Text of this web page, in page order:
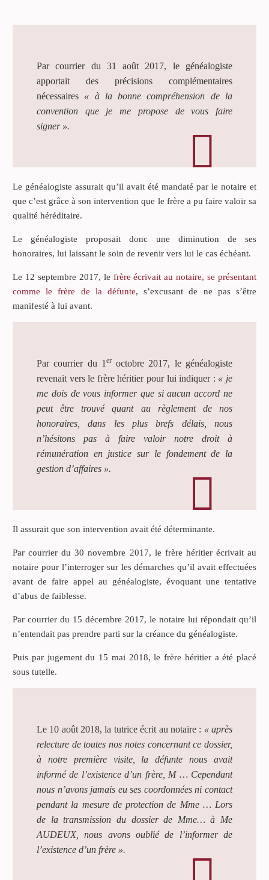
Par courrier du 31 août 2017, le généalogiste
apportait des précisions complémentaires
nécessaires « à la bonne compréhension de la
convention que je me propose de vous faire
signer ».
Le généalogiste assurait qu’il avait été mandaté par le notaire et
que c’est grâce à son intervention que le frère a pu faire valoir sa
qualité héréditaire.
Le généalogiste proposait donc une diminution de ses
honoraires, lui laissant le soin de revenir vers lui le cas échéant.
Le 12 septembre 2017, le frère écrivait au notaire, se présentant
comme le frère de la défunte, s’excusant de ne pas s’être
manifesté à lui avant.
Par courrier du 1 eroctobre 2017, le généalogiste
revenait vers le frère héritier pour lui indiquer : « je
me dois de vous informer que si aucun accord ne
peut être trouvé quant au règlement de nos
honoraires, dans les plus brefs délais, nous
n’hésitons pas à faire valoir notre droit à
rémunération en justice sur le fondement de la
gestion d’affaires ».
Il assurait que son intervention avait été déterminante.
Par courrier du 30 novembre 2017, le frère héritier écrivait au
notaire pour l’interroger sur les démarches qu’il avait effectuées
avant de faire appel au généalogiste, évoquant une tentative
d’abus de faiblesse.
Par courrier du 15 décembre 2017, le notaire lui répondait qu’il
n’entendait pas prendre parti sur la créance du généalogiste.
Puis par jugement du 15 mai 2018, le frère héritier a été placé
sous tutelle.
Le 10 août 2018, la tutrice écrit au notaire : « après
relecture de toutes nos notes concernant ce dossier,
à notre première visite, la défunte nous avait
informé de l’existence d’un frère, M … Cependant
nous n’avons jamais eu ses coordonnées ni contact
pendant la mesure de protection de Mme … Lors
de la transmission du dossier de Mme… à Me
AUDEUX, nous avons oublié de l’informer de
l’existence d’un frère ».